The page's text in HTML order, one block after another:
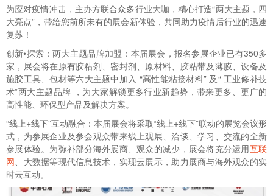
为应对疫情冲击，主办方联合众多行业大咖，精心打造“两大主题，四
大亮点”，带给您前所未有的展会新体验，共同助力疫情后行业的迅速
复苏！
创新•探索：两大主题品牌加盟：本届展会，报名参展企业已有350多
家，展会将在原有胶粘剂、密封剂、原材料、胶粘带及薄膜、设备及
施胶工具、包材等六大主题中加入 “高性能粘接材料” 及“ 工业修补技
术”两大主题品牌 ，为大家解锁更多行业新趋势，带来更多、更广的
高性能、环保型产品及解决方案。
“线上+线下”互动融合：本届展会将采取“线上+线下”联动的展览会议形
式，为参展企业及参会观众带来线上观展、洽谈、学习、交流的全新
参展体验。为弥补部分海外展商、观众的减少，展会将充分运用互联
网 、大数据等现代信息技术，实现云展示，助力展商与海外观众的实
时云互动。